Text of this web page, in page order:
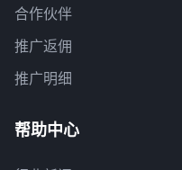
合作伙伴
推广返佣
推广明细
帮助中心